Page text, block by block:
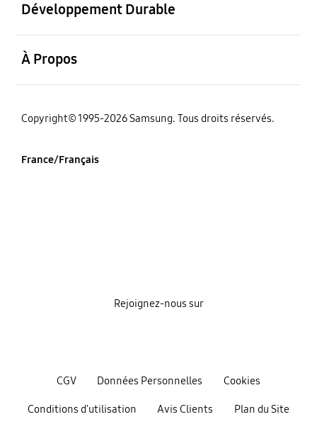
Développement Durable
À Propos
‌Copyright© 1995-2026 Samsung. Tous droits réservés.
France/Français
CGV Données Personnelles Cookies
Conditions d'utilisation Avis Clients Plan du Site
Rejoignez-nous sur